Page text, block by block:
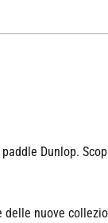
Dunlop.
nuove